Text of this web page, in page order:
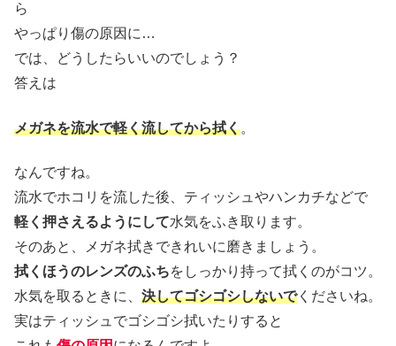
ら
やっぱり傷の原因に…
では、どうしたらいいのでしょう？
答えは
メガネを流水で軽く流してから拭く。
なんですね。
流水でホコリを流した後、ティッシュやハンカチなどで
軽く押さえるようにして水気をふき取ります。
そのあと、メガネ拭きできれいに磨きましょう。
拭くほうのレンズのふちをしっかり持って拭くのがコツ。
水気を取るときに、 決してゴシゴシしないでくださいね。
実はティッシュでゴシゴシ拭いたりすると